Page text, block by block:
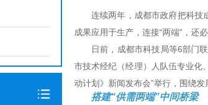
连续两年，成都市政府把科技
成果应用于生产，连接“两端”，还
日前，成都市科技局等6部门
市技术经纪（经理）人队伍专业化
动计划》新闻发布会”举行，围绕
搭建“供需两端”中间桥梁